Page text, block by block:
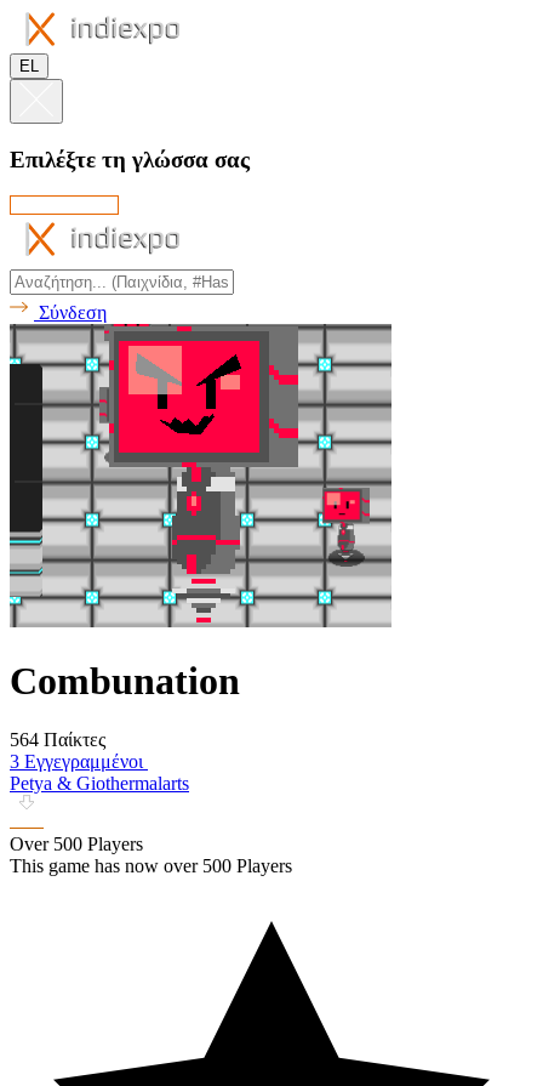
EL
Επιλέξτε τη γλώσσα σας
Σύνδεση
Combunation
564 Παίκτες
3 Εγγεγραμμένοι
Petya & Giothermalarts
Over 500 Players
This game has now over 500 Players